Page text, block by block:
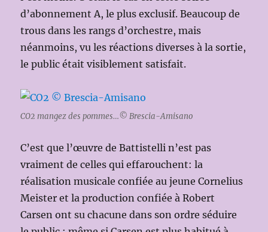
d’abonnement A, le plus exclusif. Beaucoup de
trous dans les rangs d’orchestre, mais
néanmoins, vu les réactions diverses à la sortie,
le public était visiblement satisfait.
CO2 mangez des pommes…© Brescia-Amisano
C’est que l’œuvre de Battistelli n’est pas
vraiment de celles qui effarouchent: la
réalisation musicale confiée au jeune Cornelius
Meister et la production confiée à Robert
Carsen ont su chacune dans son ordre séduire